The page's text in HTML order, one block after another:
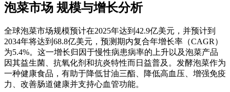
泡菜市场 规模与增长分析
全球泡菜市场规模预计在2025年达到42.9亿美元，并预计到
2034年将达到68.8亿美元，预测期内复合年增长率（CAGR）
为5.4%。这一增长归因于慢性病患病率的上升以及泡菜产品
因其益生菌、抗氧化剂和抗炎特性而日益普及。发酵泡菜作为
一种健康食品，有助于降低甘油三酯、降低高血压、增强免疫
力、改善肠道健康并支持心血管功能。